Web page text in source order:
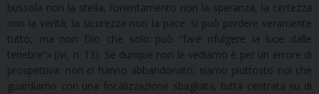
bussola non la stella, l’orientamento non la speranza, la certezza
non la verità, la sicurezza non la pace: si può perdere veramente
tutto, ma non Dio che solo può “fare rifulgere la luce dalle
tenebre”» (ivi, n. 13). Se dunque non le vediamo è per un errore di
prospettiva: non ci hanno abbandonato; siamo piuttosto noi che
guardiamo con una focalizzazione sbagliata, tutta centrata su di